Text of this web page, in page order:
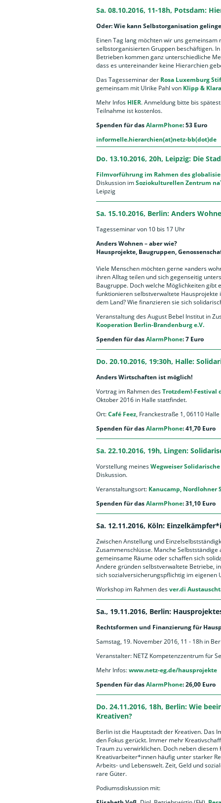
Sa. 08.10.2016, 11-18h, Potsdam:
Oder: Wie kann Selbstorganisation
Einen Tag lang möchten wir uns
selbstorganisierten Gruppen beschäftigen.
Betrieben kommen ganz unterschiedliche
dass es untereinander keine Hierarchien
Das Tagesseminar der Rosa Luxemburg
gemeinsam mit Ulrike Pahl von Klipp & Klara
Mehr Infos HIER. Anmeldung bitte bis
Teilnahme ist kostenlos.
Spenden für dasAlarmPhone: 53 Euro
informelle.hierarchien(at)netz-bb(dot)de
Do. 13.10.2016, 20h, Leipzig: Die
Filmvorführung im Rahmen des
Diskussion imSoziokulturellen Zentrum
Leipzig
Sa. 15.10.2016, Berlin: Anders
Tagesseminar von 10 bis 17 Uhr
Anders Wohnen – aber wie?
Hausprojekte, Baugruppen,
Viele Menschen möchten gerne »anders
ihren Alltag teilen und sich gegenseitig
Baugruppe. Doch welche Möglichkeiten gibt
funktionieren selbstverwaltete
dem Land? Wie finanzieren sie sich
Veranstaltung des August Bebel Institut in
Kooperation Berlin-Brandenburg e.V.
Spenden für dasAlarmPhone: 7 Euro
Do. 20.10.2016, 19:30h, Halle:
Anders Wirtschaften ist möglich!
Vortrag im Rahmen desTrotzdem!-Festival
Oktober 2016 in Halle stattfindet.
Ort:Café Feez, Franckestraße 1, 06110 Halle
Spenden für dasAlarmPhone: 41,70 Euro
Sa. 22.10.2016, 19h, Lingen:
Vorstellung meinesWegweiser
Diskussion.
Veranstaltungsort: Kanucamp, Nordlohner
Spenden für dasAlarmPhone: 31,10 Euro
Sa. 12.11.2016, Köln:
Zwischen Anstellung und
Zusammenschlüsse. Manche
gemeinsame Räume oder schaffen sich
Andere gründen selbstverwaltete Betriebe,
sich sozialversicherungspflichtig im eigenen
Workshop im Rahmen desver.di
Sa., 19.11.2016, Berlin:
Rechtsformen und Finanzierung für
Samstag, 19. November 2016, 11 - 18h in
Veranstalter: NETZ Kompetenzzentrum für
Mehr Infos:www.netz-eg.de/hausprojekte
Spenden für dasAlarmPhone: 26,00 Euro
Do. 24.11.2016, 18h, Berlin: Wie
Kreativen?
Berlin ist die Hauptstadt der Kreativen. Das
den Fokus gerückt. Immer mehr
Traum zu verwirklichen. Doch neben
Kreativarbeiter*innen häufig unter starker
Arbeits- und Lebenswelt. Zeit, Geld und
rare Güter.
Podiumsdiskussion mit: